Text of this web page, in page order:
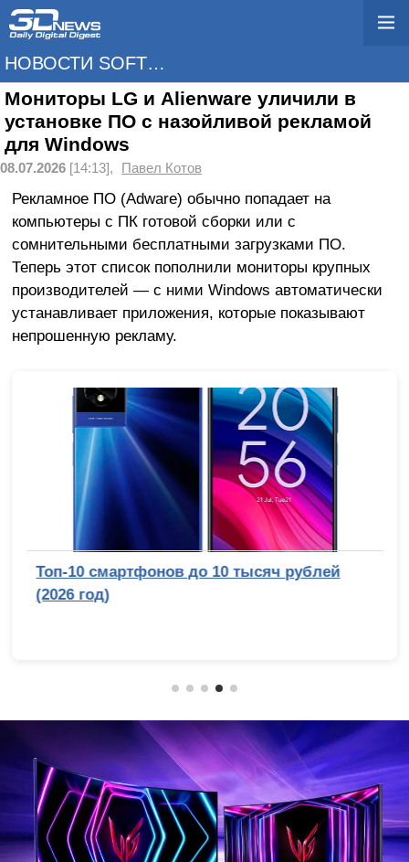
НОВОСТИ SOFTWARE
Мониторы LG и Alienware уличили в
установке ПО с назойливой рекламой
для Windows
08.07.2026 [14:13], Павел Котов
Рекламное ПО (Adware) обычно попадает на
компьютеры с ПК готовой сборки или с
сомнительными бесплатными загрузками ПО.
Теперь этот список пополнили мониторы крупных
производителей — с ними Windows автоматически
устанавливает приложения, которые показывают
непрошенную рекламу.
Топ-10 смартфонов до 10 тысяч рублей
(2026 год)